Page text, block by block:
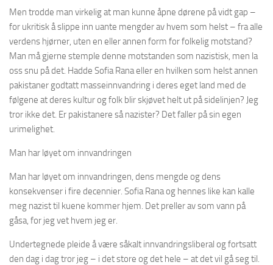
Men trodde man virkelig at man kunne åpne dørene på vidt gap –
for ukritisk å slippe inn uante mengder av hvem som helst – fra alle
verdens hjørner, uten en eller annen form for folkelig motstand?
Man må gjerne stemple denne motstanden som nazistisk, men la
oss snu på det. Hadde Sofia Rana eller en hvilken som helst annen
pakistaner godtatt masseinnvandring i deres eget land med de
følgene at deres kultur og folk blir skjøvet helt ut på sidelinjen? Jeg
tror ikke det. Er pakistanere så nazister? Det faller på sin egen
urimelighet.
Man har løyet om innvandringen
Man har løyet om innvandringen, dens mengde og dens
konsekvenser i fire decennier. Sofia Rana og hennes like kan kalle
meg nazist til kuene kommer hjem. Det preller av som vann på
gåsa, for jeg vet hvem jeg er.
Undertegnede pleide å være såkalt innvandringsliberal og fortsatt
den dag i dag tror jeg – i det store og det hele – at det vil gå seg til.